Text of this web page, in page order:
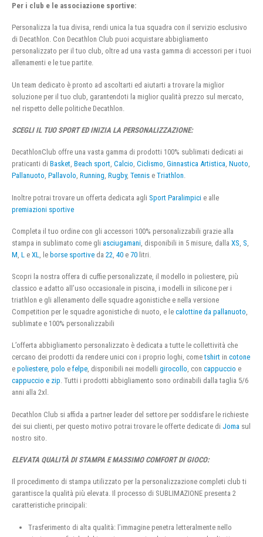
Per i club e le associazione sportive:
Personalizza la tua divisa, rendi unica la tua squadra con il servizio esclusivo
di Decathlon. Con Decathlon Club puoi acquistare abbigliamento
personalizzato per il tuo club, oltre ad una vasta gamma di accessori per i tuoi
allenamenti e le tue partite.
Un team dedicato è pronto ad ascoltarti ed aiutarti a trovare la miglior
soluzione per il tuo club, garantendoti la miglior qualità prezzo sul mercato,
nel rispetto delle politiche Decathlon.
SCEGLI IL TUO SPORT ED INIZIA LA PERSONALIZZAZIONE:
DecathlonClub offre una vasta gamma di prodotti 100% sublimati dedicati ai
praticanti di Basket, Beach sport, Calcio, Ciclismo, Ginnastica Artistica, Nuoto,
Pallanuoto, Pallavolo, Running, Rugby, Tennis e Triathlon.
Inoltre potrai trovare un offerta dedicata agli Sport Paralimpici e alle
premiazioni sportive
Completa il tuo ordine con gli accessori 100% personalizzabili grazie alla
stampa in sublimato come gli asciugamani , disponibili in 5 misure, dalla XS S
M L e XL , le borse sportive da 22 40 e 70 litri.
Scopri la nostra offera di cuffie personalizzate, il modello in poliestere, più
classico e adatto all’uso occasionale in piscina, i modelli in silicone per i
triathlon e gli allenamento delle squadre agonistiche e nella versione
Competition per le squadre agonistiche di nuoto, e le calottine da pallanuoto,
sublimate e 100% personalizzabili
L’offerta abbigliamento personalizzato è dedicata a tutte le collettività che
cercano dei prodotti da rendere unici con i proprio loghi, cometshirt in cotone
e poliestere, polo e felpe, disponibili nei modelli girocollo, con cappuccio e
cappuccio e zip. Tutti i prodotti abbigliamento sono ordinabili dalla taglia 5/6
anni alla 2xl.
Decathlon Club si affida a partner leader del settore per soddisfare le richieste
dei sui clienti, per questo motivo potrai trovare le offerte dedicate di Joma sul
nostro sito.
ELEVATA QUALITÀ DI STAMPA E MASSIMO COMFORT DI GIOCO:
Il procedimento di stampa utilizzato per la personalizzazione completi club ti
garantisce la qualità più elevata. Il processo di SUBLIMAZIONE presenta 2
caratteristiche principali:
Trasferimento di alta qualità: l’immagine penetra letteralmente nello